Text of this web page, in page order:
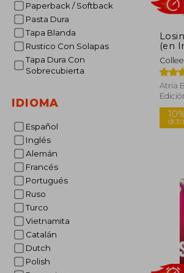
Paperback / Softback
Pasta Dura
Tapa Blanda
Rustico Con Solapas
Tapa Dura Con
Sobrecubierta
IDIOMA
Español
Inglés
Alemán
Francés
Portugués
Ruso
Turco
Vietnamita
Catalán
Dutch
Polish
(en
Atria
Nuevo